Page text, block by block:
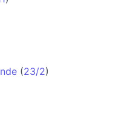
(23/2)